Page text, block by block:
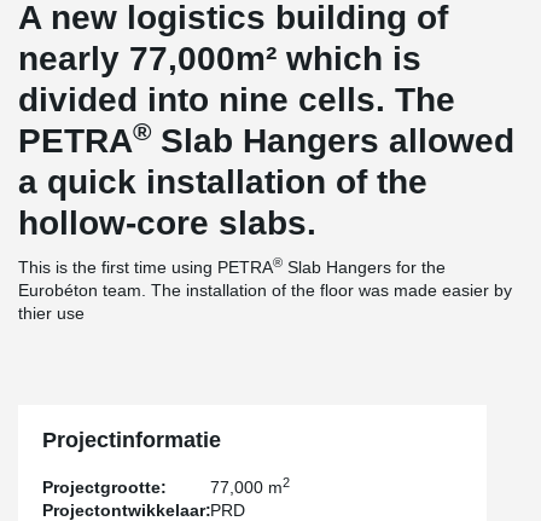
A new logistics building of
nearly 77,000m² which is
divided into nine cells. The
PETRA® Slab Hangers allowed
a quick installation of the
hollow-core slabs.
This is the first time using PETRA® Slab Hangers for the
Eurobéton team. The installation of the floor was made easier by
thier use
Projectinformatie
Projectgrootte: 77,000 m2
Projectontwikkelaar:PRD